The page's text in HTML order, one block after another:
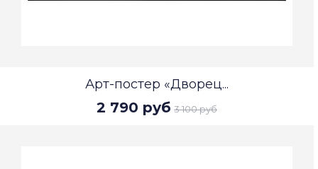
Арт-постер «Дворец...
2 790 руб 3 100 руб